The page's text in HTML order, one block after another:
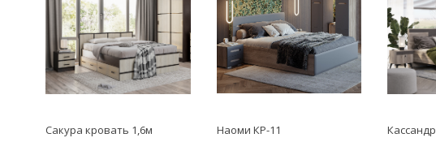
Сакура кровать 1,6м Наоми КР-11